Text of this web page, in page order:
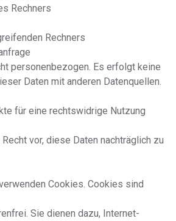
Rechners
Rechners
personenbezogen. Es erfolgt keine
Daten mit anderen Datenquellen.
für eine rechtswidrige Nutzung
vor, diese Daten nachträglich zu
Cookies. Cookies sind
Sie dienen dazu, Internet-